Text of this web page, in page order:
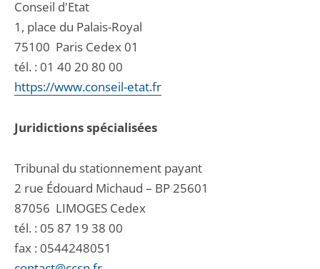
Conseil d'Etat
1, place du Palais-Royal
75100 Paris Cedex 01
tél. : 01 40 20 80 00
https://www.conseil-etat.fr
Juridictions spécialisées
Tribunal du stationnement payant
2 rue Édouard Michaud – BP 25601
87056 LIMOGES Cedex
tél. : 05 87 19 38 00
fax : 0544248051